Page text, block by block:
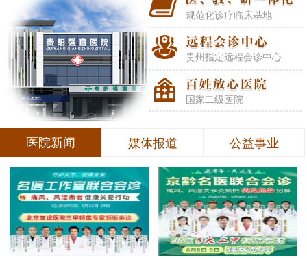
规范化诊疗临床基地
贵州指定远程会诊中心
国家二级医院
医院新闻 媒体报道 公益事业